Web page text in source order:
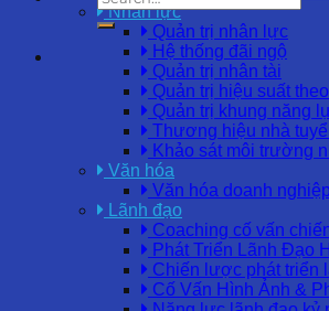
Nhân lực
Quản trị nhân lực
Hệ thống đãi ngộ
Quản trị nhân tài
Quản trị hiệu suất
Quản trị khung năng
Thương hiệu nhà
Khảo sát môi trường
Văn hóa
Văn hóa doanh nghiệp
Lãnh đạo
Coaching cố vấn
Phát Triển Lãnh Đạo
Chiến lược phát triển
Cố Vấn Hình Ảnh &